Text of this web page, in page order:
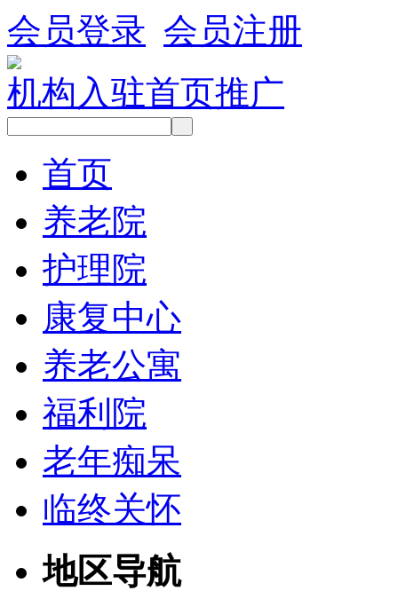
会员登录 会员注册
机构入驻首页推广
首页
养老院
护理院
康复中心
养老公寓
福利院
老年痴呆
临终关怀
地区导航